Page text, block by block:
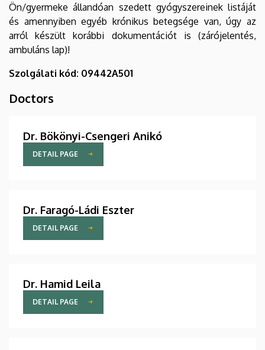
Ön/gyermeke állandóan szedett gyógyszereinek listáját
és amennyiben egyéb krónikus betegsége van, úgy az
arról készült korábbi dokumentációt is (zárójelentés,
ambuláns lap)!
Szolgálati kód: 09442A501
Doctors
Dr. Bökönyi-Csengeri Anikó
DETAIL PAGE
Dr. Faragó-Ládi Eszter
DETAIL PAGE
Dr. Hamid Leila
DETAIL PAGE